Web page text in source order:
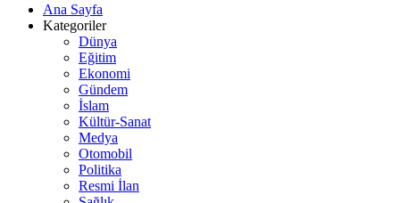
Ana Sayfa
Kategoriler
Dünya
Eğitim
Ekonomi
Gündem
İslam
Kültür-Sanat
Medya
Otomobil
Politika
Resmi İlan